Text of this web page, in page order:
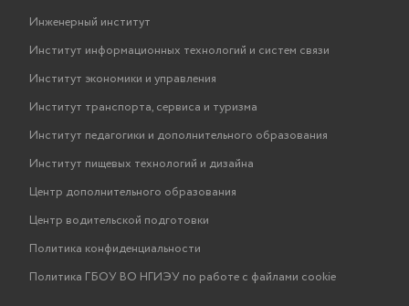
Инженерный институт
Институт информационных технологий и систем связи
Институт экономики и управления
Институт транспорта, сервиса и туризма
Институт педагогики и дополнительного образования
Институт пищевых технологий и дизайна
Центр дополнительного образования
Центр водительской подготовки
Политика конфиденциальности
Политика ГБОУ ВО НГИЭУ по работе с файлами cookie